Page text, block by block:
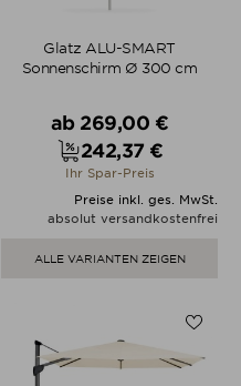
Glatz ALU-SMART
Sonnenschirm Ø 300 cm
Verkaufspreis
ab 269,00 €
Preis
242,37 €
Ihr Spar-Preis
Preise inkl. ges. MwSt.
absolut versandkostenfrei
ALLE VARIANTEN ZEIGEN